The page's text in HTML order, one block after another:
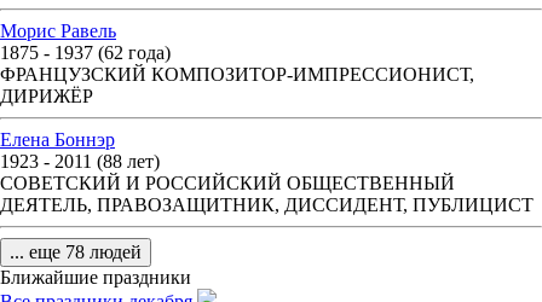
Морис Равель
1875 - 1937 (62 года)
ФРАНЦУЗСКИЙ КОМПОЗИТОР-ИМПРЕССИОНИСТ,
ДИРИЖЁР
Елена Боннэр
1923 - 2011 (88 лет)
СОВЕТСКИЙ И РОССИЙСКИЙ ОБЩЕСТВЕННЫЙ
ДЕЯТЕЛЬ, ПРАВОЗАЩИТНИК, ДИССИДЕНТ, ПУБЛИЦИСТ
... еще 78 людей
Ближайшие праздники